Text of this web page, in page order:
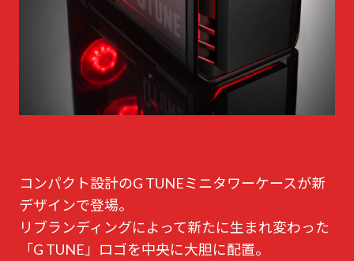
コンパクト設計のG TUNEミニタワーケースが新
デザインで登場。
リブランディングによって新たに生まれ変わった
「G TUNE」ロゴを中央に大胆に配置。